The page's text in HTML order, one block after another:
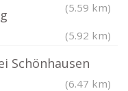
(5.59 km)
(5.92 km)
Schönhausen
(6.47 km)